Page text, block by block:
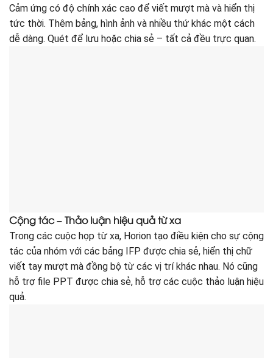
Cảm ứng có độ chính xác cao để viết mượt mà và hiển thị
tức thời. Thêm bảng, hình ảnh và nhiều thứ khác một cách
dễ dàng. Quét để lưu hoặc chia sẻ – tất cả đều trực quan.
Cộng tác – Thảo luận hiệu quả từ xa
Trong các cuộc họp từ xa, Horion tạo điều kiện cho sự cộng
tác của nhóm với các bảng IFP được chia sẻ, hiển thị chữ
viết tay mượt mà đồng bộ từ các vị trí khác nhau. Nó cũng
hỗ trợ file PPT được chia sẻ, hỗ trợ các cuộc thảo luận hiệu
quả.